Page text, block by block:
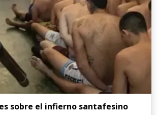
sobre el infierno santafesino